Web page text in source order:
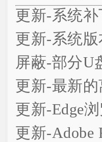
更新-系统补
更新-系统版
屏蔽-部分U
更新-最新
更新-Edge
更新-Adobe